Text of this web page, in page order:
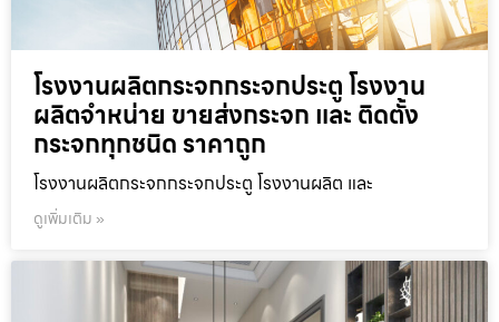
โรงงานผลิตกระจกกระจกประตู โรงงาน
ผลิตจำหน่าย ขายส่งกระจก และ ติดตั้ง
กระจกทุกชนิด ราคาถูก
โรงงานผลิตกระจกกระจกประตู โรงงานผลิต และ
ดูเพิ่มเติม »